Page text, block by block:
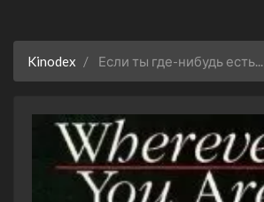
Kinodex Если ты где-нибудь есть...